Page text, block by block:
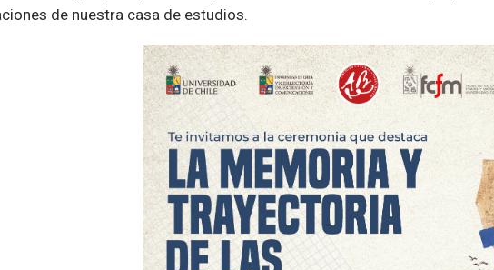
de nuestra casa de estudios.